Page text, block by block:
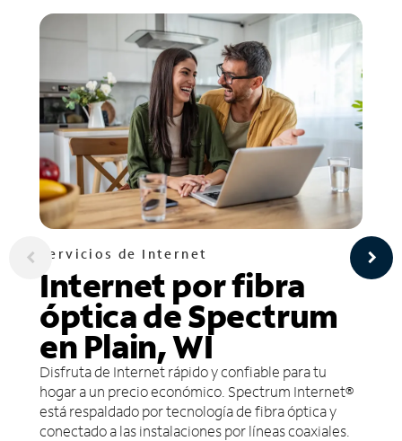
Servicios de Internet
Internet por fibra
óptica de Spectrum
en Plain, WI
Disfruta de Internet rápido y confiable para tu
hogar a un precio económico. Spectrum Internet®
está respaldado por tecnología de fibra óptica y
conectado a las instalaciones por líneas coaxiales.